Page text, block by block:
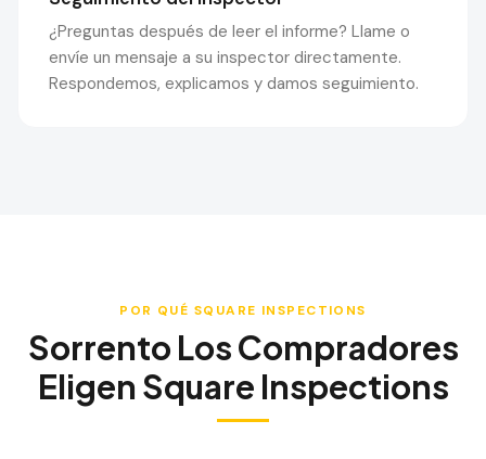
¿Preguntas después de leer el informe? Llame o
envíe un mensaje a su inspector directamente.
Respondemos, explicamos y damos seguimiento.
POR QUÉ SQUARE INSPECTIONS
Sorrento Los Compradores
Eligen Square Inspections